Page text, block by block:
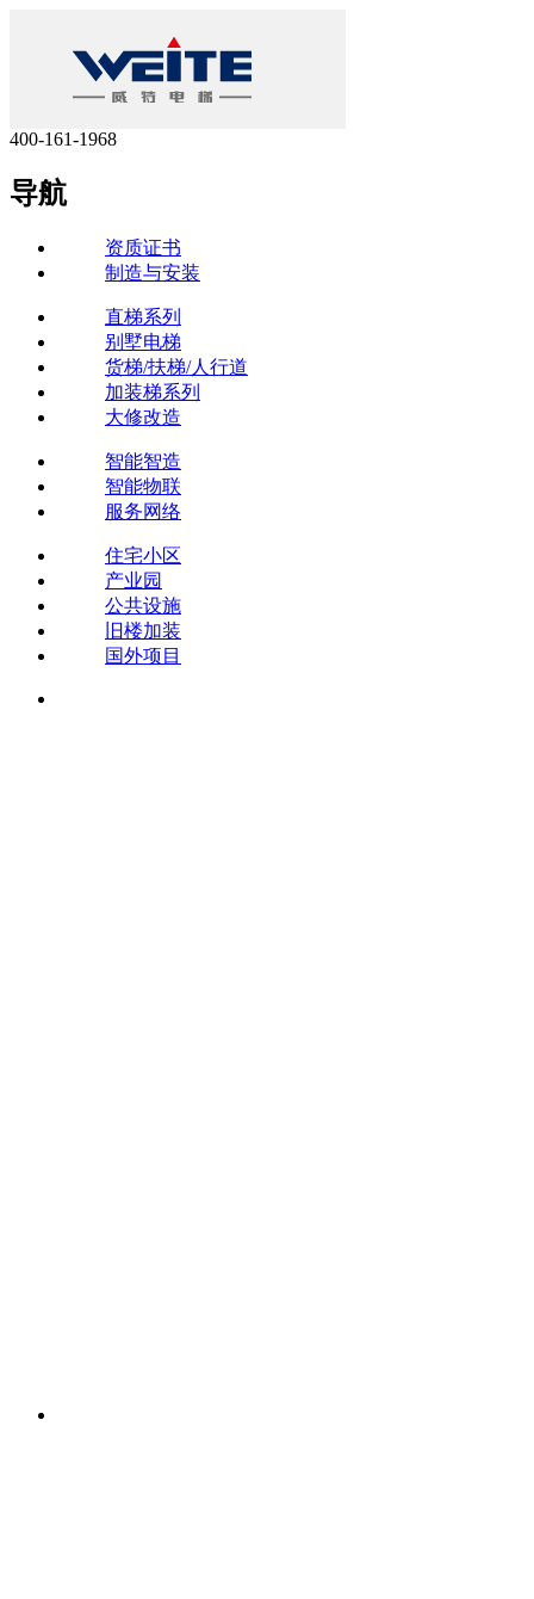
400-161-1968
导航
资质证书
制造与安装
直梯系列
别墅电梯
货梯/扶梯/人行道
加装梯系列
大修改造
智能智造
智能物联
服务网络
住宅小区
产业园
公共设施
旧楼加装
国外项目